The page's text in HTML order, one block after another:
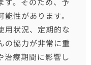
性があります。
用状況、定期的な
の協力が非常に重
治療期間に影響し